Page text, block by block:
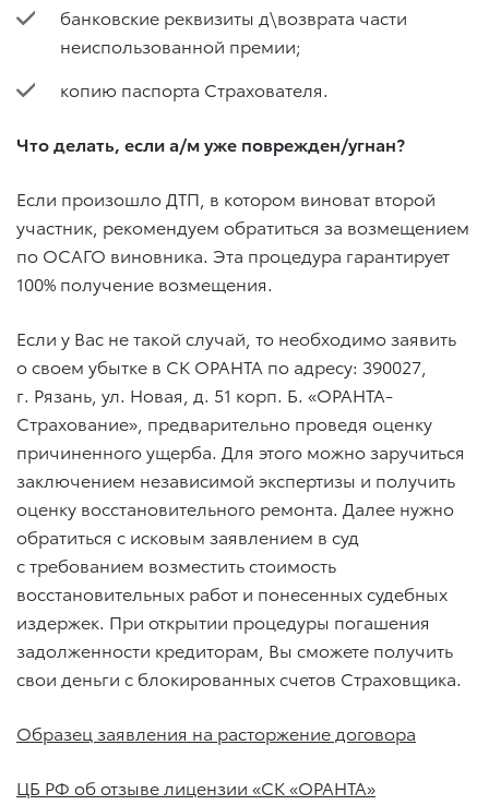
банковские реквизиты д\возврата части
неиспользованной премии;
копию паспорта Страхователя.
Что делать, если а/м уже поврежден/угнан?
Если произошло ДТП, в котором виноват второй
участник, рекомендуем обратиться за возмещением
по ОСАГО виновника. Эта процедура гарантирует
100% получение возмещения.
Если у Вас не такой случай, то необходимо заявить
о своем убытке в СК ОРАНТА по адресу: 390027,
г. Рязань, ул. Новая, д. 51 корп. Б. «ОРАНТА-
Страхование», предварительно проведя оценку
причиненного ущерба. Для этого можно заручиться
заключением независимой экспертизы и получить
оценку восстановительного ремонта. Далее нужно
обратиться с исковым заявлением в суд
с требованием возместить стоимость
восстановительных работ и понесенных судебных
издержек. При открытии процедуры погашения
задолженности кредиторам, Вы сможете получить
свои деньги с блокированных счетов Страховщика.
Образец заявления на расторжение договора
ЦБ РФ об отзыве лицензии «СК «ОРАНТА»